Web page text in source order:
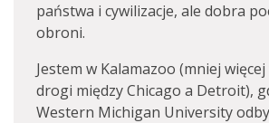
państwa i cywilizacje, ale dobra
obroni.
Jestem w Kalamazoo (mniej więcej
drogi między Chicago a Detroit),
Western Michigan University